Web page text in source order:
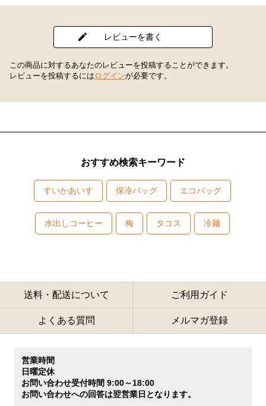
レビューを書く
この商品に対するあなたのレビューを投稿することができます。
レビューを投稿するには ログインが必要です。
おすすめ検索キーワード
すいかあいす 保冷バッグ エコバッグ
水出しコーヒー 梅 タコス 冷麺
送料・配送について ご利用ガイド
よくある質問 メルマガ登録
営業時間
日曜定休
お問い合わせ受付時間 9:00～18:00
お問い合わせへの回答は翌営業日となります。